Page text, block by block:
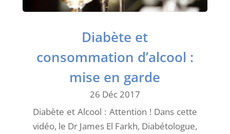
Diabète et
consommation d’alcool :
mise en garde
26 Déc 2017
Diabète et Alcool : Attention ! Dans cette
vidéo, le Dr James El Farkh, Diabétologue,